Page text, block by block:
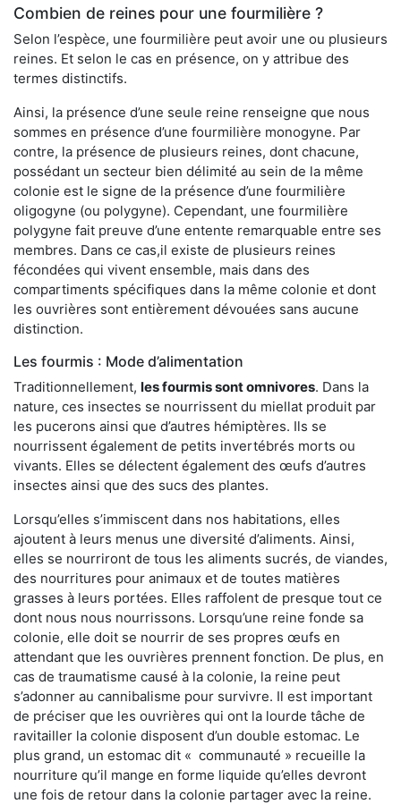
Combien de reines pour une fourmilière ?
Selon l’espèce, une fourmilière peut avoir une ou plusieurs
reines. Et selon le cas en présence, on y attribue des
termes distinctifs.
Ainsi, la présence d’une seule reine renseigne que nous
sommes en présence d’une fourmilière monogyne. Par
contre, la présence de plusieurs reines, dont chacune,
possédant un secteur bien délimité au sein de la même
colonie est le signe de la présence d’une fourmilière
oligogyne (ou polygyne). Cependant, une fourmilière
polygyne fait preuve d’une entente remarquable entre ses
membres. Dans ce cas,il existe de plusieurs reines
fécondées qui vivent ensemble, mais dans des
compartiments spécifiques dans la même colonie et dont
les ouvrières sont entièrement dévouées sans aucune
distinction.
Les fourmis : Mode d’alimentation
Traditionnellement, les fourmis sont omnivores. Dans la
nature, ces insectes se nourrissent du miellat produit par
les pucerons ainsi que d’autres hémiptères. Ils se
nourrissent également de petits invertébrés morts ou
vivants. Elles se délectent également des œufs d’autres
insectes ainsi que des sucs des plantes.
Lorsqu’elles s’immiscent dans nos habitations, elles
ajoutent à leurs menus une diversité d’aliments. Ainsi,
elles se nourriront de tous les aliments sucrés, de viandes,
des nourritures pour animaux et de toutes matières
grasses à leurs portées. Elles raffolent de presque tout ce
dont nous nous nourrissons. Lorsqu’une reine fonde sa
colonie, elle doit se nourrir de ses propres œufs en
attendant que les ouvrières prennent fonction. De plus, en
cas de traumatisme causé à la colonie, la reine peut
s’adonner au cannibalisme pour survivre. Il est important
de préciser que les ouvrières qui ont la lourde tâche de
ravitailler la colonie disposent d’un double estomac. Le
plus grand, un estomac dit « communauté » recueille la
nourriture qu’il mange en forme liquide qu’elles devront
une fois de retour dans la colonie partager avec la reine.